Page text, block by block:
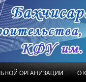
ОРГАНИЗАЦИИ О